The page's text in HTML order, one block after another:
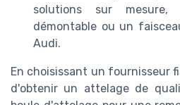
solutions sur
démontable ou un
Audi.
En choisissant un fournisseur
d'obtenir un attelage de